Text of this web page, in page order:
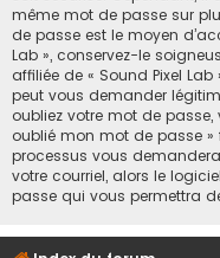
même mot de passe sur
de passe est le moyen
Lab », conservez-le
affiliée de « Sound Pixel
peut vous demander
oubliez votre mot de passe,
oublié mon mot de passe »
processus vous
votre courriel, alors le
passe qui vous permettra